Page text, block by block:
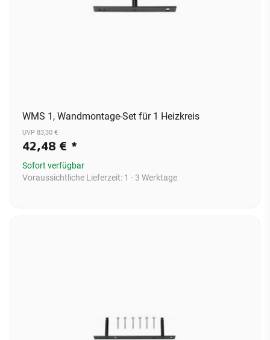
WMS 1, Wandmontage-Set für 1 Heizkreis
UVP 83,30 €
42,48 € *
Sofort verfügbar
Voraussichtliche Lieferzeit: 1 - 3 Werktage